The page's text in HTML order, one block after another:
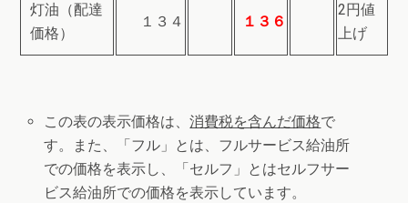
灯油（配達
価格）
１３４ １３６
2円値
上げ
この表の表示価格は、消費税を含んだ価格で
す。また、「フル」とは、フルサービス給油所
での価格を表示し、「セルフ」とはセルフサー
ビス給油所での価格を表示しています。